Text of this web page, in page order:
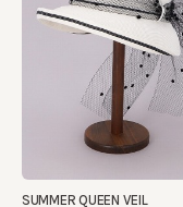
SUMMER QUEEN VEIL